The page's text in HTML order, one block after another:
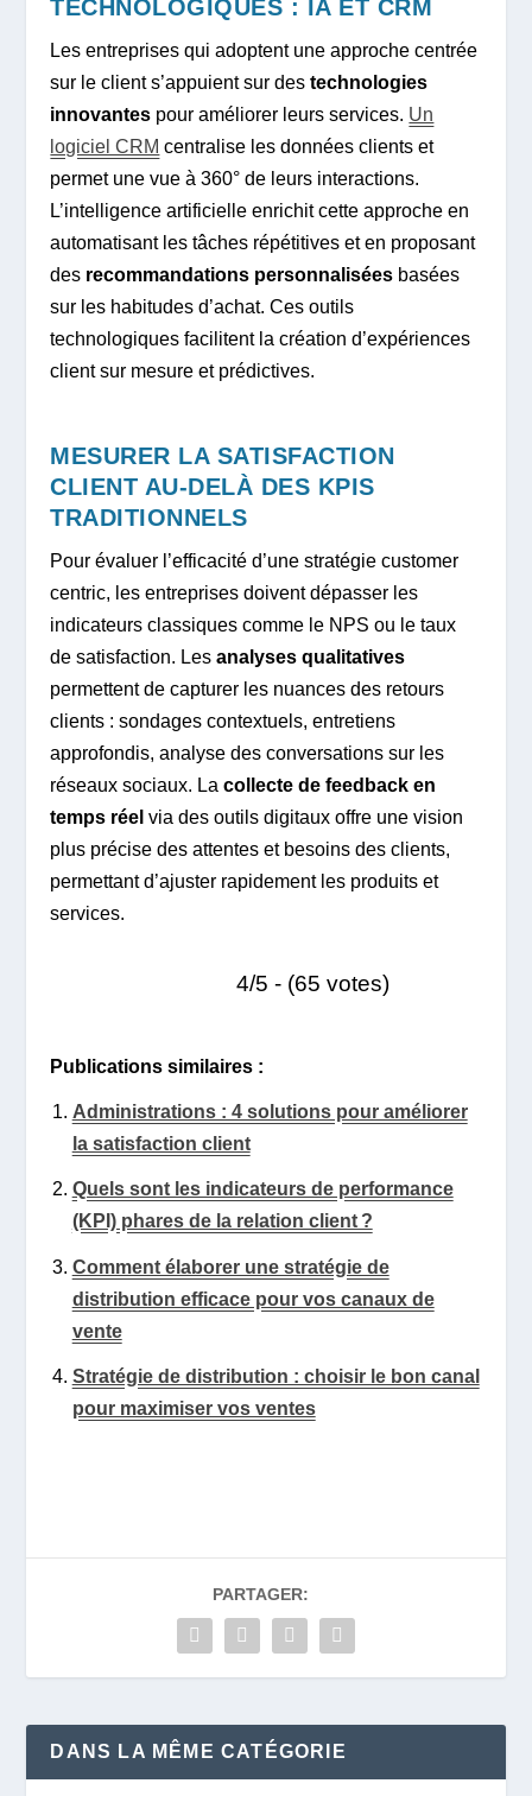
TECHNOLOGIQUES : IA ET CRM
Les entreprises qui adoptent une approche centrée
sur le client s’appuient sur destechnologies
innovantes pour améliorer leurs services. Un
logiciel CRM centralise les données clients et
permet une vue à 360° de leurs interactions.
L’intelligence artificielle enrichit cette approche en
automatisant les tâches répétitives et en proposant
des recommandations personnalisées basées
sur les habitudes d’achat. Ces outils
technologiques facilitent la création d’expériences
client sur mesure et prédictives.
MESURER LA SATISFACTION
CLIENT AU-DELÀ DES KPIS
TRADITIONNELS
Pour évaluer l’efficacité d’une stratégie customer
centric, les entreprises doivent dépasser les
indicateurs classiques comme le NPS ou le taux
de satisfaction. Lesanalyses qualitatives
permettent de capturer les nuances des retours
clients : sondages contextuels, entretiens
approfondis, analyse des conversations sur les
réseaux sociaux. Lacollecte de feedback en
temps réel via des outils digitaux offre une vision
plus précise des attentes et besoins des clients,
permettant d’ajuster rapidement les produits et
services.
4/5 - (65 votes)
Publications similaires :
Administrations : 4 solutions pour améliorer
la satisfaction client
Quels sont les indicateurs de performance
(KPI) phares de la relation client ?
Comment élaborer une stratégie de
distribution efficace pour vos canaux de
vente
Stratégie de distribution : choisir le bon canal
pour maximiser vos ventes
PARTAGER:
DANS LA MÊME CATÉGORIE